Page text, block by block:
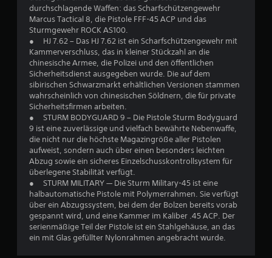
e
n
e
n
a
s
3
9
durchschlagende Waffen: das Scharfschützengewehr
Marcus Tactical 8, die Pistole FFF-45 ACP und das
Sturmgewehr ROCK AS100.
● HJ 7.62 – Das HJ 7.62 ist ein Scharfschützengewehr mit
Kammerverschluss, das in kleiner Stückzahl an die
chinesische Armee, die Polizei und den öffentlichen
Sicherheitsdienst ausgegeben wurde. Die auf dem
sibirischen Schwarzmarkt erhältlichen Versionen stammen
wahrscheinlich von chinesischen Söldnern, die für private
Sicherheitsfirmen arbeiten.
● STURM BODYGUARD 9 – Die Pistole Sturm Bodyguard
9 ist eine zuverlässige und vielfach bewährte Nebenwaffe,
die nicht nur die höchste Magazingröße aller Pistolen
aufweist, sondern auch über einen besonders leichten
Abzug sowie ein sicheres Einzelschusskontrollsystem für
überlegene Stabilität verfügt.
● STURM MILITARY — Die Sturm Military-45 ist eine
halbautomatische Pistole mit Polymerrahmen. Sie verfügt
über ein Abzugssystem, bei dem der Bolzen bereits vorab
gespannt wird, und eine Kammer im Kaliber .45 ACP. Der
serienmäßige Teil der Pistole ist ein Stahlgehäuse, an das
ein mit Glas gefüllter Nylonrahmen angebracht wurde.